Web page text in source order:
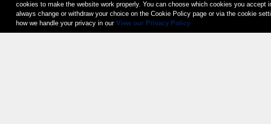
cookies to make the website work properly. You can choose which cookies you accept
always change or withdraw your choice on the Cookie Policy page or via the cookie
how we handle your privacy in our View our Privacy Policy